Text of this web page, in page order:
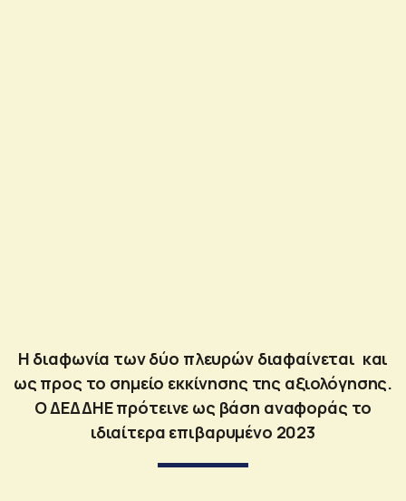
Η διαφωνία των δύο πλευρών διαφαίνεται και
ως προς το σημείο εκκίνησης της αξιολόγησης.
Ο ΔΕΔΔΗΕ πρότεινε ως βάση αναφοράς το
ιδιαίτερα επιβαρυμένο 2023